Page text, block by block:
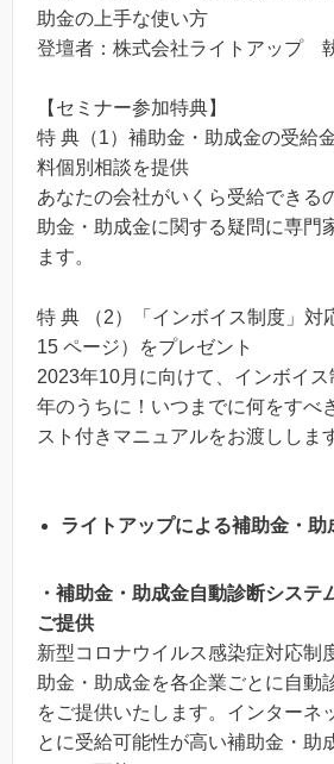
助金の上手な使い方
登壇者：株式会社ライトアップ
【セミナー参加特典】
特 典（1）補助金・助成金の受給
料個別相談を提供
あなたの会社がいくら受給できる
助金・助成金に関する疑問に専門
ます。
特 典 （2）「インボイス制度」対
15 ページ）をプレゼント
2023年10月に向けて、インボイ
年のうちに！いつまでに何をすべ
スト付きマニュアルをお渡ししま
ライトアップによる補助金・助
・補助金・助成金自動診断システ
ご提供
新型コロナウイルス感染症対応制
助金・助成金を各企業ごとに自動
をご提供いたします。インターネ
とに受給可能性が高い補助金・助